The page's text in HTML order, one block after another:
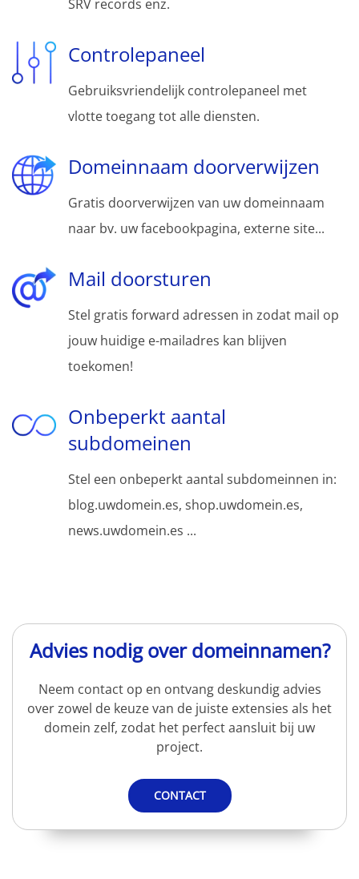
SRV records enz.
Controlepaneel
Gebruiksvriendelijk controlepaneel met
vlotte toegang tot alle diensten.
Domeinnaam doorverwijzen
Gratis doorverwijzen van uw domeinnaam
naar bv. uw facebookpagina, externe site...
Mail doorsturen
Stel gratis forward adressen in zodat mail op
jouw huidige e-mailadres kan blijven
toekomen!
Onbeperkt aantal
subdomeinen
Stel een onbeperkt aantal subdomeinnen in:
blog.uwdomein.es, shop.uwdomein.es,
news.uwdomein.es ...
Advies nodig over domeinnamen?
Neem contact op en ontvang deskundig advies
over zowel de keuze van de juiste extensies als het
domein zelf, zodat het perfect aansluit bij uw
project.
CONTACT